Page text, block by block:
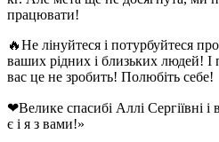
працювати!
🔥Не лінуйтеся і потурбуйтеся
ваших рідних і близьких людей! І
вас це не зробить! Полюбіть себе!
❤Велике спасибі Аллі Сергіївні
є і я з вами!»